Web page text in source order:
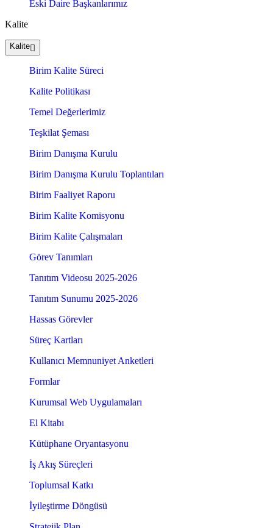
Eski Daire Başkanlarımız
Kalite
Kalite
Birim Kalite Süreci
Kalite Politikası
Temel Değerlerimiz
Teşkilat Şeması
Birim Danışma Kurulu
Birim Danışma Kurulu Toplantıları
Birim Faaliyet Raporu
Birim Kalite Komisyonu
Birim Kalite Çalışmaları
Görev Tanımları
Tanıtım Videosu 2025-2026
Tanıtım Sunumu 2025-2026
Hassas Görevler
Süreç Kartları
Kullanıcı Memnuniyet Anketleri
Formlar
Kurumsal Web Uygulamaları
El Kitabı
Kütüphane Oryantasyonu
İş Akış Süreçleri
Toplumsal Katkı
İyileştirme Döngüsü